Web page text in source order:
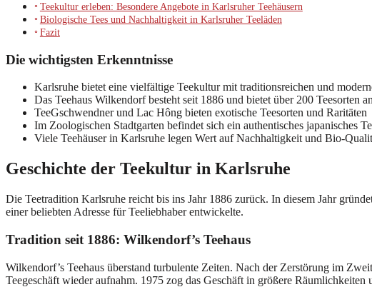
Teekultur erleben: Besondere Angebote in Karlsruher Teehäusern
Biologische Tees und Nachhaltigkeit in Karlsruher Teeläden
Fazit
Die wichtigsten Erkenntnisse
Karlsruhe bietet eine vielfältige Teekultur mit traditionsreichen und
Das Teehaus Wilkendorf besteht seit 1886 und bietet über 200 Teesorten
TeeGschwendner und Lac Hông bieten exotische Teesorten und Raritäten
Im Zoologischen Stadtgarten befindet sich ein authentisches japanisches
Viele Teehäuser in Karlsruhe legen Wert auf Nachhaltigkeit und Bio-
Geschichte der Teekultur in Karlsruhe
Die Teetradition Karlsruhe reicht bis ins Jahr 1886 zurück. In diesem Jahr
einer beliebten Adresse für Teeliebhaber entwickelte.
Tradition seit 1886: Wilkendorf’s Teehaus
Wilkendorf’s Teehaus überstand turbulente Zeiten. Nach der Zerstörung im
Teegeschäft wieder aufnahm. 1975 zog das Geschäft in größere